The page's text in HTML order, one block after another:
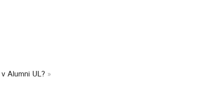
Alumni UL?